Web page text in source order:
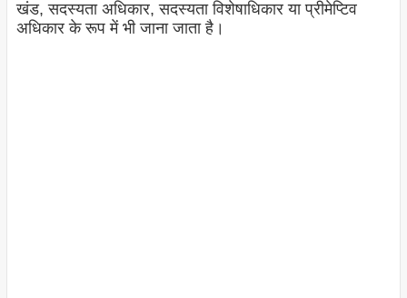
खंड, सदस्यता अधिकार, सदस्यता विशेषाधिकार या प्रीमेप्टिव
अधिकार के रूप में भी जाना जाता है।